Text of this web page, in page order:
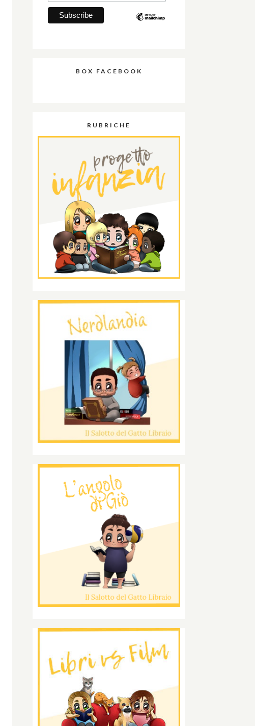
BOX FACEBOOK
RUBRICHE